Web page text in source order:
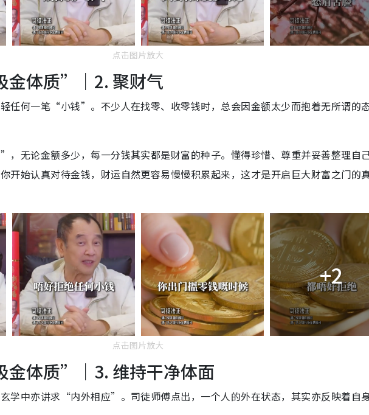
点击图片放大
金体质”｜2. 聚财气
任何一笔“小钱”。不少人在找零、收零钱时，总会因金额太少而抱着无所谓的
无论金额多少，每一分钱其实都是财富的种子。懂得珍惜、尊重并妥善整理自
开始认真对待金钱，财运自然更容易慢慢积累起来，这才是开启巨大财富之门的
+2
点击图片放大
体质”｜3. 维持干净体面
学中亦讲求“内外相应”。司徒师傅点出，一个人的外在状态，其实亦反映着自